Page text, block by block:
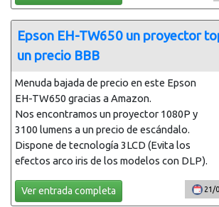
Epson EH-TW650 un proyector
un precio BBB
Menuda bajada de precio en este Epson
EH-TW650 gracias a Amazon.
Nos encontramos un proyector 1080P y
3100 lumens a un precio de escándalo.
Dispone de tecnología 3LCD (Evita los
efectos arco iris de los modelos con DLP).
21/
Ver entrada completa